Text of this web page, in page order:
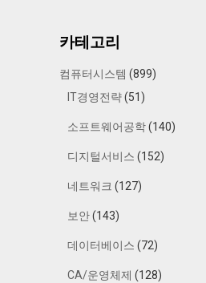
카테고리
컴퓨터시스템 (899)
IT경영전략(51)
소프트웨어공학(140)
디지털서비스 (152)
네트워크 (127)
보안(143)
데이터베이스 (72)
CA/운영체제 (128)